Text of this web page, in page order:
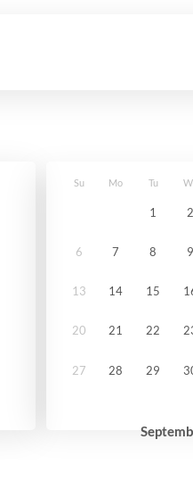
Su Mo Tu
1 2
6 7 8 9
13 14 15
20 21 22
27 28 29